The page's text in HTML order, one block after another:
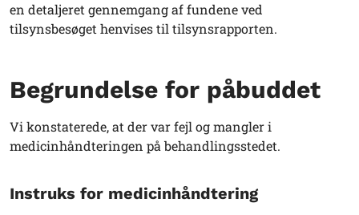
en detaljeret gennemgang af fundene ved
tilsynsbesøget henvises til tilsynsrapporten.
Begrundelse for påbuddet
Vi konstaterede, at der var fejl og mangler i
medicinhåndteringen på behandlingsstedet.
Instruks for medicinhåndtering